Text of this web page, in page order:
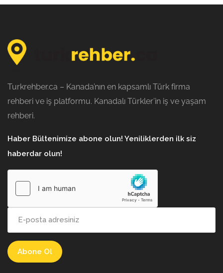
Turkrehber.ca – Kanada’nın en kapsamlı Türk firma
rehberi ve iş platformu. Kanadalı Türkler’in iş ve yaşam
rehberi.
Haber Bültenimize abone olun! Yeniliklerden ilk siz
haberdar olun!